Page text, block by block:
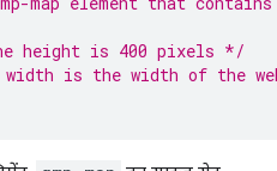
height is 400 pixels */
is the width of the